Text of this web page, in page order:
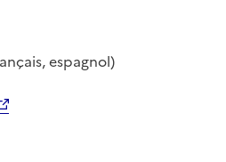
espagnol)